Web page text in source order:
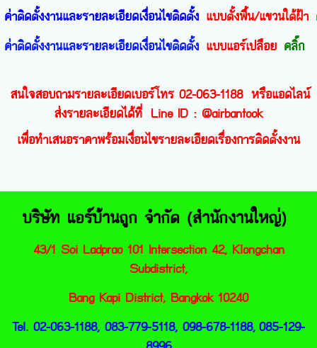
ค่าติดตั้งงานและรายละเอียดเงื่อนไขติดตั้ง แบบตั้งพื้น/แขวนใต้ฝ้า
ค่าติดตั้งงานและรายละเอียดเงื่อนไขติดตั้ง แบบแอร์เปลือย คลิ๊ก
สนใจสอบถามรายละเอียดเบอร์โทร 02-063-1188 หรือแอดไลน์
ส่งรายละเอียดได้ที่ Line ID : @airbantook
เพื่อทำเสนอราคาพร้อมเงื่อนไขรายละเอียดเรื่องการติดตั้งงาน
บริษัท แอร์บ้านถูก จำกัด (สำนักงานใหญ่)
43/1 Soi Ladprao 101 Intersection 42, Klongchan
Subdistrict,
Bang Kapi District, Bangkok 10240
Tel. 02-063-1188, 083-779-5118, 098-678-1188,085-129-